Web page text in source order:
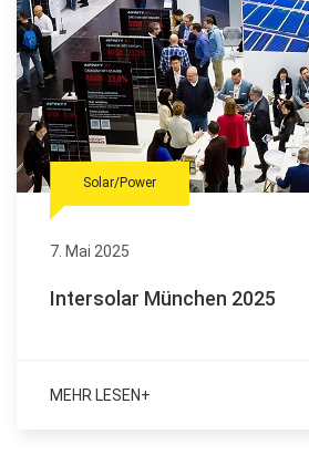
Solar/Power
7. Mai 2025
Intersolar München 2025
MEHR LESEN+